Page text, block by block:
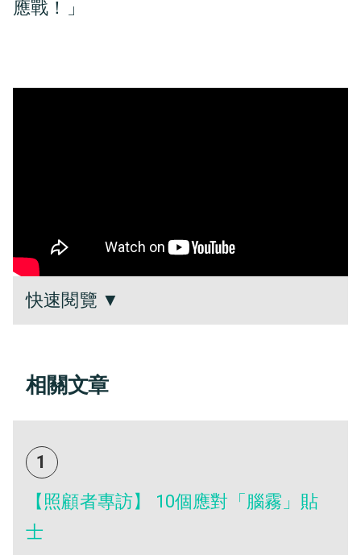
應戰！」
快速閱覽 ▼
相關文章
1
【照顧者專訪】 10個應對「腦霧」貼
士